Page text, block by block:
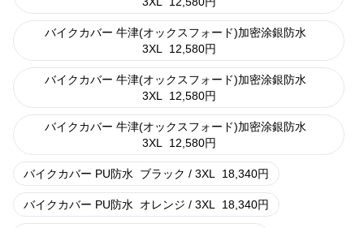
バイクカバー 牛津(オックスフォード)加密涂銀防水
3XL
12,580円
バイクカバー 牛津(オックスフォード)加密涂銀防水
3XL
12,580円
バイクカバー 牛津(オックスフォード)加密涂銀防水
3XL
12,580円
バイクカバー PU防水 ブラック / 3XL 18,340円
バイクカバー PU防水 オレンジ / 3XL 18,340円